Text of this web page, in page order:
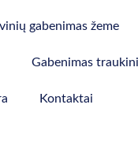
gabenimas žeme
Gabenimas
Kontaktai